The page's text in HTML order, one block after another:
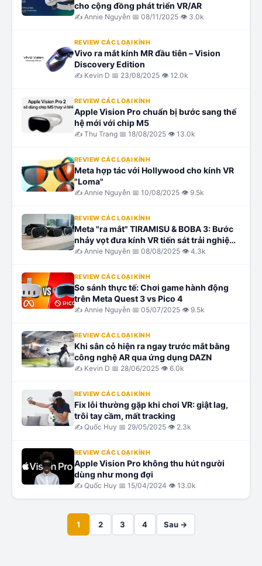
cho cộng đồng phát triển VR/AR
✍️ Annie Nguyễn·📅 08/11/2025·👁 3.0k
REVIEW CÁC LOẠI KÍNH
Vivo ra mắt kính MR đầu tiên – Vision
Discovery Edition
✍️ Kevin D·📅 23/08/2025·👁 12.0k
REVIEW CÁC LOẠI KÍNH
Apple Vision Pro chuẩn bị bước sang thế
hệ mới với chip M5
✍️ Thu Trang·📅 18/08/2025·👁 13.0k
REVIEW CÁC LOẠI KÍNH
Meta hợp tác với Hollywood cho kính VR
"Loma"
✍️ Annie Nguyễn·📅 10/08/2025·👁 9.5k
REVIEW CÁC LOẠI KÍNH
Meta "ra mắt" TIRAMISU & BOBA 3: Bước
nhảy vọt đưa kính VR tiến sát trải nghiệm
siêu thực
✍️ Annie Nguyễn·📅 08/08/2025·👁 4.3k
REVIEW CÁC LOẠI KÍNH
So sánh thực tế: Chơi game hành động
trên Meta Quest 3 vs Pico 4
✍️ Annie Nguyễn·📅 05/07/2025·👁 9.5k
REVIEW CÁC LOẠI KÍNH
Khi sân cỏ hiện ra ngay trước mắt bằng
công nghệ AR qua ứng dụng DAZN
✍️ Kevin D·📅 28/06/2025·👁 6.0k
REVIEW CÁC LOẠI KÍNH
Fix lỗi thường gặp khi chơi VR: giật lag,
trôi tay cầm, mất tracking
✍️ Quốc Huy·📅 29/05/2025·👁 2.3k
REVIEW CÁC LOẠI KÍNH
Apple Vision Pro không thu hút người
dùng như mong đợi
✍️ Quốc Huy·📅 15/04/2024·👁 13.0k
1 2 3 4 Sau →